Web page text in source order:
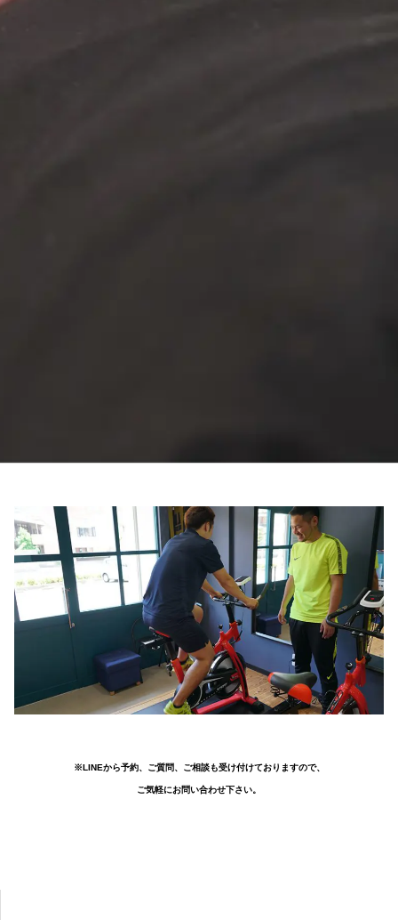
※LINEから予約、ご質問、ご相談も受け付けておりますので、
ご気軽にお問い合わせ下さい。